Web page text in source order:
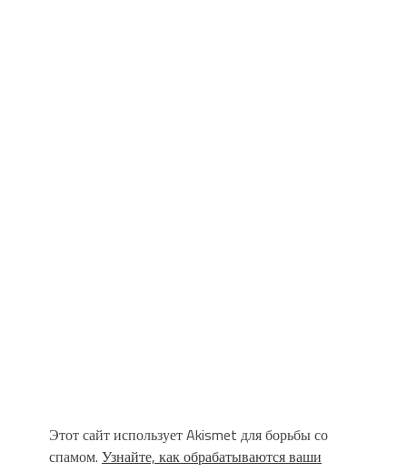
Этот сайт использует Akismet для борьбы со
спамом. Узнайте, как обрабатываются ваши